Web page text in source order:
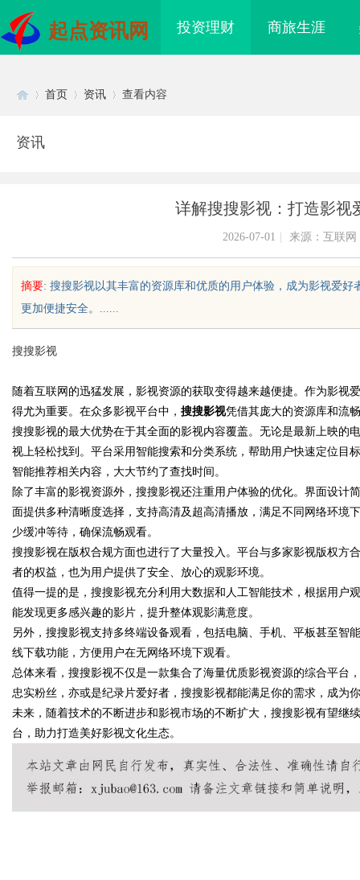
起点资讯网 投资理财 商旅生涯
uz
!
首页 资讯 查看内容
资讯
详解搜搜影视：打造影视
2026-07-01 来源：互联网
摘要: 搜搜影视以其丰富的资源库和优质的用户体验，成为影视爱
更加便捷安全。......
搜搜影视
随着互联网的迅猛发展，影视资源的获取变得越来越便捷。作为影视
得尤为重要。在众多影视平台中， 搜搜影视凭借其庞大的资源库和流
搜搜影视的最大优势在于其全面的影视内容覆盖。无论是最新上映的
视上轻松找到。平台采用智能搜索和分类系统，帮助用户快速定位目
智能推荐相关内容，大大节约了查找时间。
除了丰富的影视资源外，搜搜影视还注重用户体验的优化。界面设计
面提供多种清晰度选择，支持高清及超高清播放，满足不同网络环境
少缓冲等待，确保流畅观看。
搜搜影视在版权合规方面也进行了大量投入。平台与多家影视版权方
者的权益，也为用户提供了安全、放心的观影环境。
值得一提的是，搜搜影视充分利用大数据和人工智能技术，根据用户
能发现更多感兴趣的影片，提升整体观影满意度。
另外，搜搜影视支持多终端设备观看，包括电脑、手机、平板甚至智
线下载功能，方便用户在无网络环境下观看。
总体来看，搜搜影视不仅是一款集合了海量优质影视资源的综合平台
忠实粉丝，亦或是纪录片爱好者，搜搜影视都能满足你的需求，成为
未来，随着技术的不断进步和影视市场的不断扩大，搜搜影视有望继
台，助力打造美好影视文化生态。
在现代制造业中的
前景